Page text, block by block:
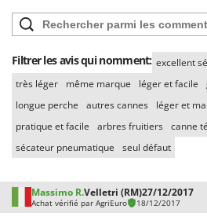
Yard Force
Z
Zanon
Zephir
ZGrills
Zomax
Filtrer les avis qui nomment: excellent
très léger
même marque léger et facile
longue perche
autres cannes léger et
pratique et facile
arbres fruitiers canne
sécateur pneumatique
seul défaut
Massimo R.Velletri (RM)27/12/2017
Achat vérifié par AgriEuro 18/12/2017